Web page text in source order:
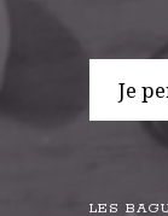
Je
LES